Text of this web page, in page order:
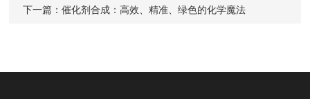
下一篇：催化剂合成：高效、精准、绿色的化学魔法